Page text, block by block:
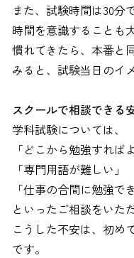
また、試験時間は30分
時間を意識することも
慣れてきたら、本番と
みると、試験当日のイ
スクールで相談できる
学科試験については、
「どこから勉強すれば
「専門用語が難しい」
「仕事の合間に勉強で
といったご相談をいた
こうした不安は、初め
です。